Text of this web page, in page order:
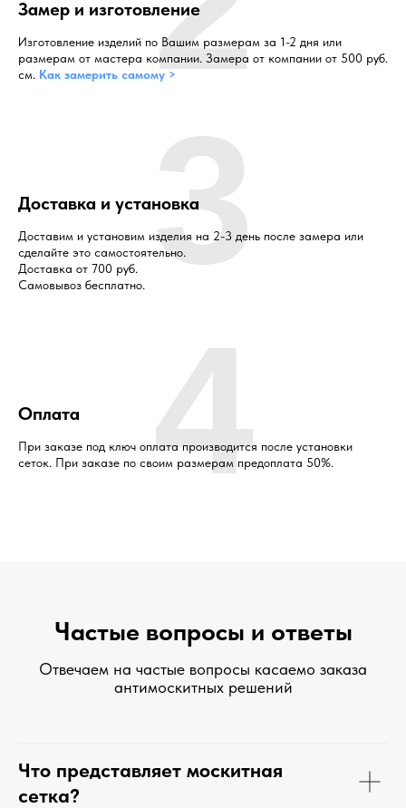
Замер и изготовление
Изготовление изделий по Вашим размерам за 1-2 дня или
размерам от мастера компании. Замера от компании от 500 руб.
см. Как замерить самому >
Доставка и установка
Доставим и установим изделия на 2-3 день после замера или
сделайте это самостоятельно.
Доставка от 700 руб.
Самовывоз бесплатно. 3
Оплата
При заказе под ключ оплата производится после установки
сеток. При заказе по своим размерам предоплата 50%.
4
Частые вопросы и ответы
Отвечаем на частые вопросы касаемо заказа
антимоскитных решений
Что представляет москитная
сетка?